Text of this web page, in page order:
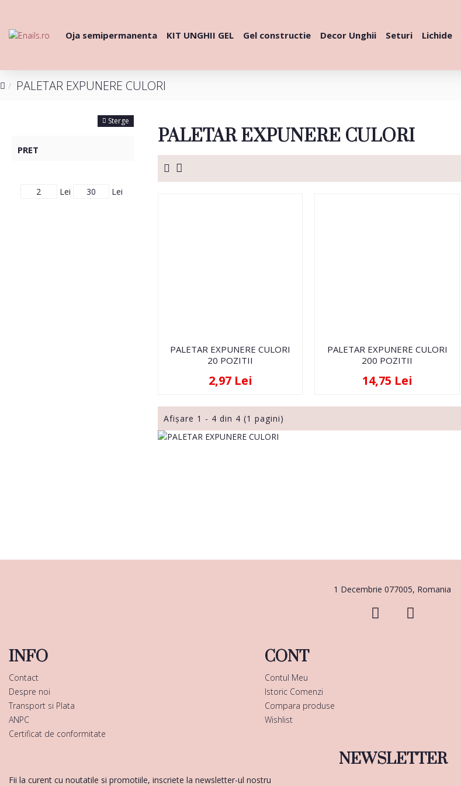
Oja semipermanenta KIT UNGHII GEL Gel constructie Decor Unghii Seturi Lichide
PALETAR EXPUNERE CULORI
Sterge
PRET
Lei Lei
PALETAR EXPUNERE CULORI
PALETAR EXPUNERE CULORI
20 POZITII
2,97 Lei
PALETAR EXPUNERE CULORI
200 POZITII
14,75 Lei
Afişare 1 - 4 din 4 (1 pagini)
1 Decembrie 077005, Romania
INFO
Contact
Despre noi
Transport si Plata
ANPC
Certificat de conformitate
CONT
Contul Meu
Istoric Comenzi
Compara produse
Wishlist
NEWSLETTER
Fii la curent cu noutatile si promotiile, inscriete la newsletter-ul nostru